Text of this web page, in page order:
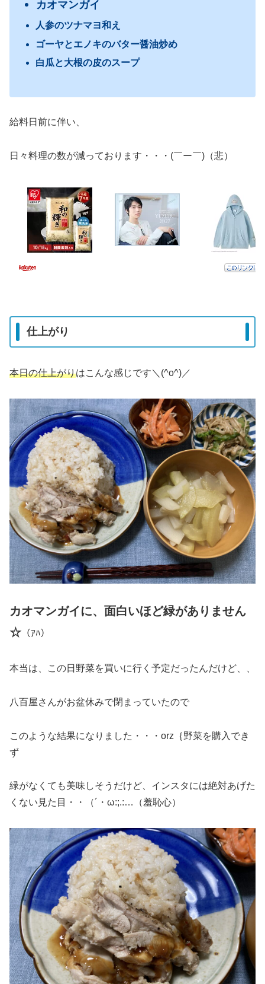
カオマンガイ
人参のツナマヨ和え
ゴーヤとエノキのバター醤油炒め
白瓜と大根の皮のスープ
給料日前に伴い、
日々料理の数が減っております・・・(￣ー￣)（悲）
仕上がり
本日の仕上がりはこんな感じです＼(^o^)／
カオマンガイに、面白いほど緑がありません
☆ （ｱﾊ）
本当は、この日野菜を買いに行く予定だったんだけど、、
八百屋さんがお盆休みで閉まっていたので
このような結果になりました・・・orz｛野菜を購入でき
ず
緑がなくても美味しそうだけど、インスタには絶対あげた
くない見た目・・（´・ω:;.:…（羞恥心）